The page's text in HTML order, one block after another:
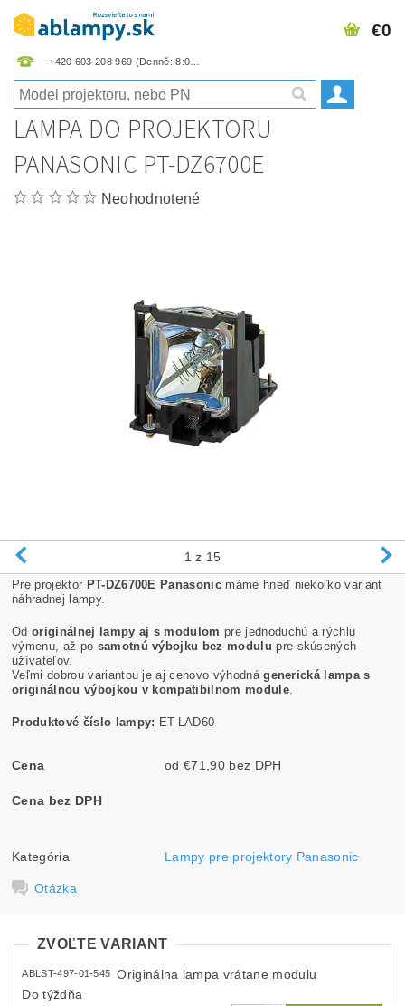
+420 603 208 969
€0
LAMPA DO PROJEKTORU
PANASONIC PT-DZ6700E
Neohodnotené
1 z 15
Pre projektor PT-DZ6700E Panasonicmáme hneď niekoľko variant
náhradnej lampy.
Odoriginálnej lampy aj s modulom pre jednoduchú a rýchlu
výmenu, až po samotnú výbojku bez modulu pre skúsených
užívateľov.
Veľmi dobrou variantou je aj cenovo výhodnágenerická lampa s
originálnou výbojkou v kompatibilnom module.
Produktové číslo lampy: ET-LAD60
Cena od €71,90 bez DPH
Cena bez DPH
Kategória Lampy pre projektory Panasonic
Otázka
ZVOĽTE VARIANT
ABLST-497-01-545
Originálna lampa vrátane modulu
Do týždňa